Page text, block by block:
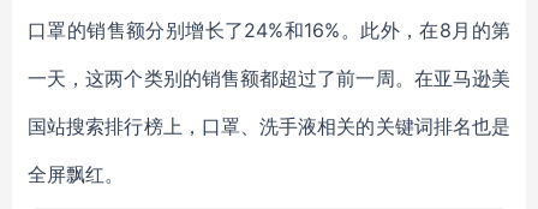
口罩的销售额分别增长了24%和16%。此外，在8月的第
一天，这两个类别的销售额都超过了前一周。在亚马逊美
国站搜索排行榜上，口罩、洗手液相关的关键词排名也是
全屏飘红。